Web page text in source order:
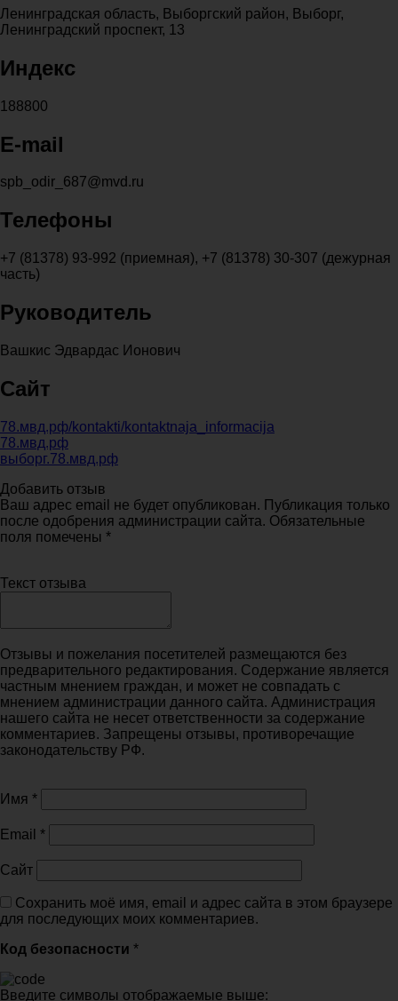
Ленинградская область, Выборгский район, Выборг,
Ленинградский проспект, 13
Индекс
188800
E-mail
spb_odir_687@mvd.ru
Телефоны
+7 (81378) 93-992 (приемная), +7 (81378) 30-307 (дежурная
часть)
Руководитель
Вашкис Эдвардас Ионович
Сайт
78.мвд.рф/kontakti/kontaktnaja_informacija
78.мвд.рф
выборг.78.мвд.рф
Добавить отзыв
Ваш адрес email не будет опубликован. Публикация только
после одобрения администрации сайта. Обязательные
поля помечены *
Текст отзыва
Отзывы и пожелания посетителей размещаются без
предварительного редактирования. Содержание является
частным мнением граждан, и может не совпадать с
мнением администрации данного сайта. Администрация
нашего сайта не несет ответственности за содержание
комментариев. Запрещены отзывы, противоречащие
законодательству РФ.
Имя *
Email *
Сайт
Сохранить моё имя, email и адрес сайта в этом браузере
для последующих моих комментариев.
Код безопасности *
Введите символы отображаемые выше: